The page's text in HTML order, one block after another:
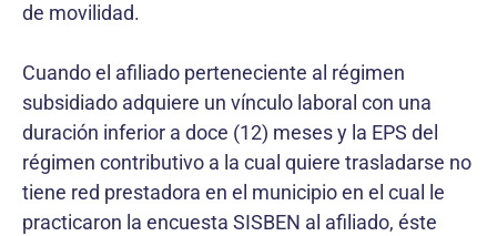
de movilidad.
Cuando el afiliado perteneciente al régimen
subsidiado adquiere un vínculo laboral con una
duración inferior a doce (12) meses y la EPS del
régimen contributivo a la cual quiere trasladarse no
tiene red prestadora en el municipio en el cual le
practicaron la encuesta SISBEN al afiliado, éste